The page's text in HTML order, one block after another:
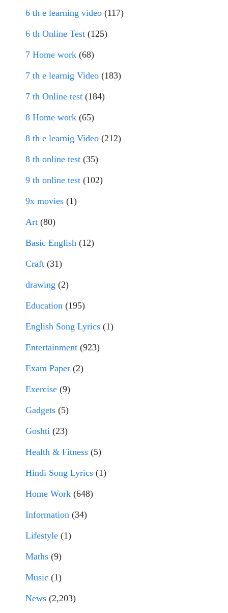
6 th e learning video (117)
6 th Online Test (125)
7 Home work (68)
7 th e learnig Video (183)
7 th Online test (184)
8 Home work (65)
8 th e learnig Video (212)
8 th online test (35)
9 th online test (102)
9x movies (1)
Art (80)
Basic English (12)
Craft (31)
drawing (2)
Education (195)
English Song Lyrics (1)
Entertainment (923)
Exam Paper (2)
Exercise (9)
Gadgets (5)
Goshti (23)
Health & Fitness (5)
Hindi Song Lyrics (1)
Home Work (648)
Information (34)
Lifestyle (1)
Maths (9)
Music (1)
News (2,203)